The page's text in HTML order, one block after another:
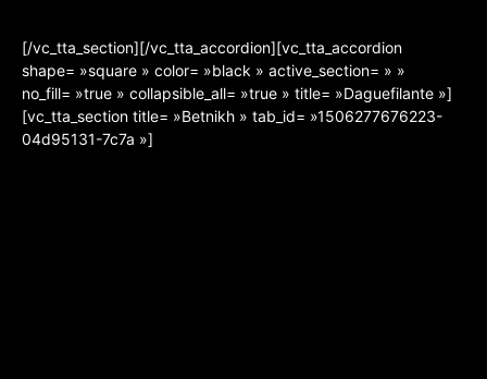
[/vc_tta_section][/vc_tta_accordion][vc_tta_accordion
shape= »square » color= »black » active_section= » »
no_fill= »true » collapsible_all= »true » title= »Daguefilante »]
[vc_tta_section title= »Betnikh » tab_id= »1506277676223-
04d95131-7c7a »]